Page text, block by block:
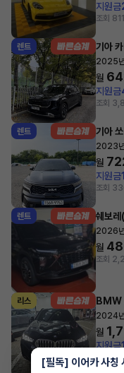
지원금
조회 811
렌트 기아
2025
월
지원금
조회
렌트 기아
2023
월
지원금
조회
렌트 쉐보레
2026
월
조회
리스 BMW
2024
월
지원금
조회
[필독] 이어카 사칭